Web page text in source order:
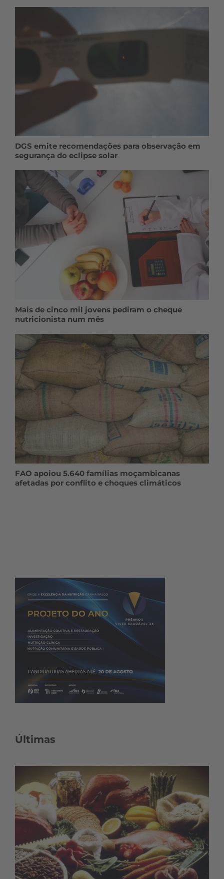
DGS emite recomendações para observação em
segurança do eclipse solar
Mais de cinco mil jovens pediram o cheque
nutricionista num mês
FAO apoiou 5.640 famílias moçambicanas
afetadas por conflito e choques climáticos
Últimas